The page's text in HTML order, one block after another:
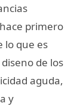
primero
lo que es
de los
aguda,
y